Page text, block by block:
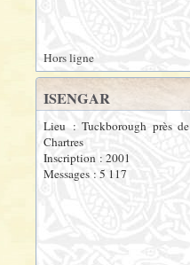
Hors ligne
ISENGAR
Lieu : Tuckborough près de
Chartres
Inscription : 2001
Messages : 5 117